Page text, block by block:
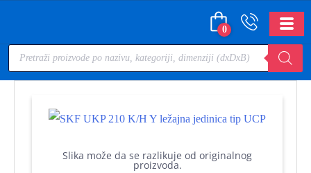
0
Slika može da se razlikuje od originalnog
proizvoda.